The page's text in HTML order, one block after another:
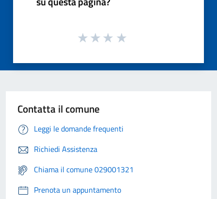
Contatta il comune
Leggi le domande frequenti
Richiedi Assistenza
Chiama il comune 029001321
Prenota un appuntamento